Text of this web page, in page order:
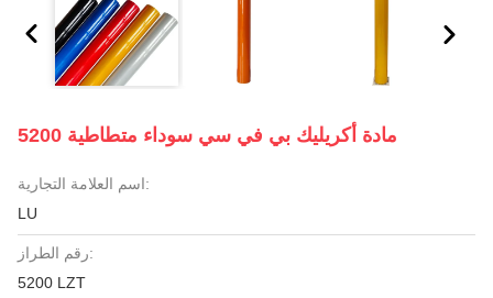
5200 مادة أكريليك بي في سي سوداء متطاطية
اسم العلامة التجارية:
LU
رقم الطراز:
5200 LZT